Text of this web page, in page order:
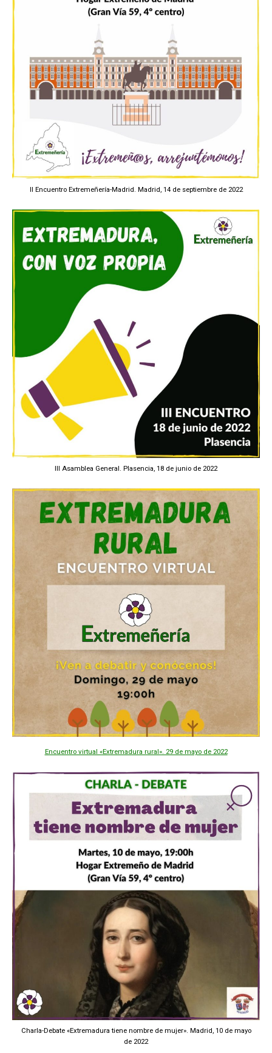
II Encuentro Extremeñería-Madrid. Madrid, 14 de septiembre de 2022
III Asamblea General. Plasencia, 18 de junio de 2022
Encuentro virtual «Extremadura rural». 29 de mayo de 2022
Charla-Debate «Extremadura tiene nombre de mujer». Madrid, 10 de mayo
de 2022